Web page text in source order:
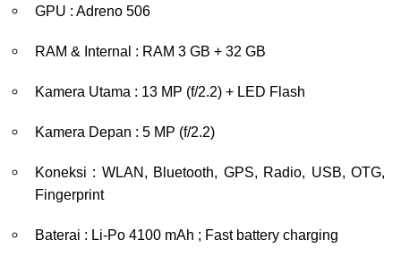
GPU : Adreno 506
RAM & Internal : RAM 3 GB + 32 GB
Kamera Utama : 13 MP (f/2.2) + LED Flash
Kamera Depan : 5 MP (f/2.2)
Koneksi : WLAN, Bluetooth, GPS, Radio, USB, OTG,
Fingerprint
Baterai : Li-Po 4100 mAh ; Fast battery charging